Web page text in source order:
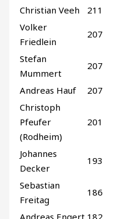
Christian Veeh
211
Volker
Friedlein
207
Stefan
Mummert
207
Andreas Hauf 207
Christoph
Pfeufer
(Rodheim)
201
Johannes
Decker
193
Sebastian
Freitag
186